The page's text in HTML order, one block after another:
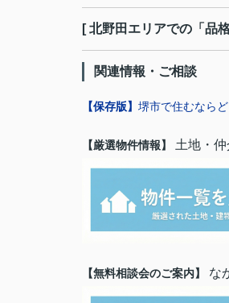
[ 北野田エリアでの「品
関連情報・ご相談
【保存版】 堺市で住むなら
【厳選物件情報】 土地・
【無料相談会のご案内】 な